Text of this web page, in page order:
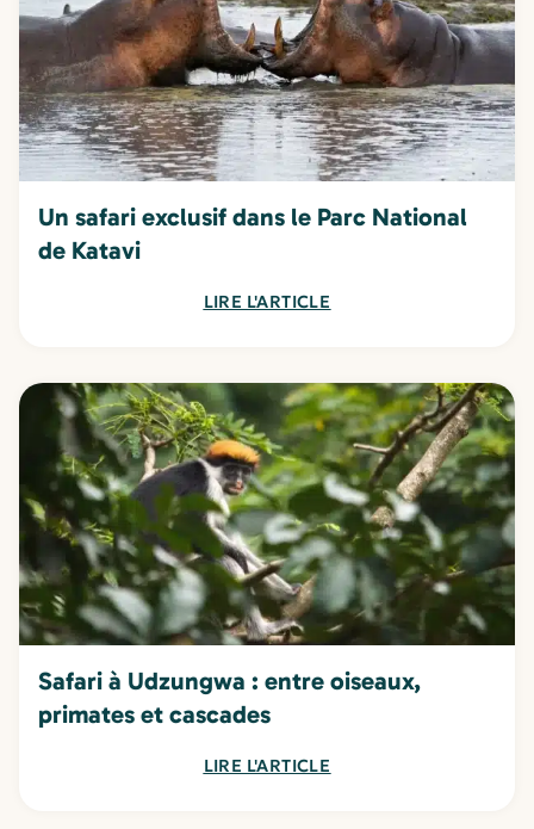
Un safari exclusif dans le Parc National
de Katavi
LIRE L'ARTICLE
Safari à Udzungwa : entre oiseaux,
primates et cascades
LIRE L'ARTICLE